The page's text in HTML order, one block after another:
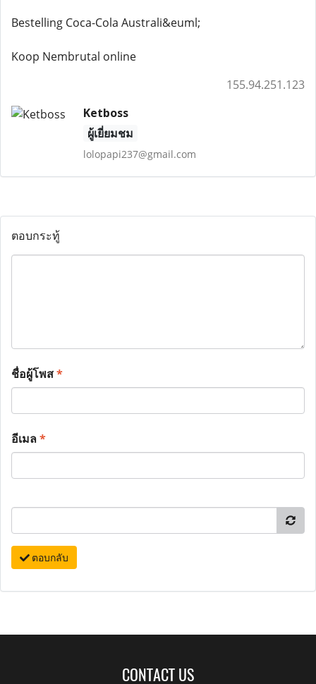
Bestelling Coca-Cola Australi&euml;
Koop Nembrutal online
155.94.251.123
Ketboss
ผู้เยี่ยมชม
lolopapi237@gmail.com
ตอบกระทู้
ชื่อผู้โพส*
อีเมล*
ตอบกลับ
CONTACT US